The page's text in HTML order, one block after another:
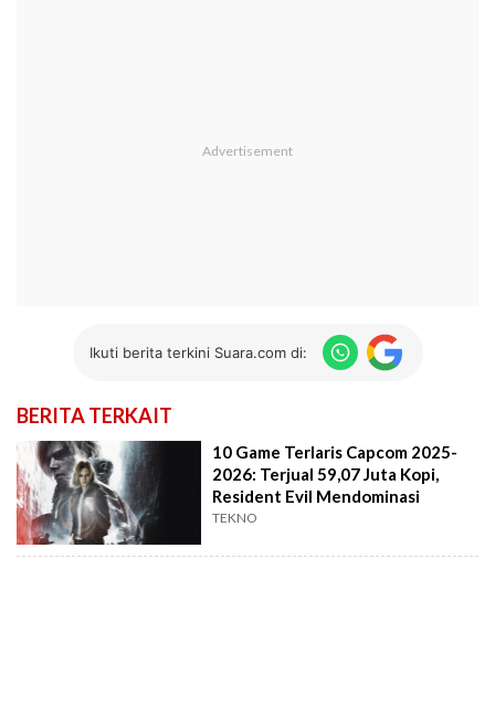
Ikuti berita terkini Suara.com di:
BERITA TERKAIT
10 Game Terlaris Capcom 2025-
2026: Terjual 59,07 Juta Kopi,
Resident Evil Mendominasi
TEKNO